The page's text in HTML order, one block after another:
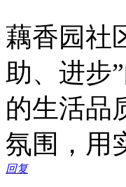
藕香园社
助、进步
的生活品
氛围，用
回复